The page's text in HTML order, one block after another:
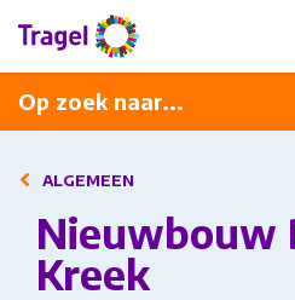
Op zoek naar...
Programma
Diner met
ALGEMEEN
Nieuwbouw
Kreek